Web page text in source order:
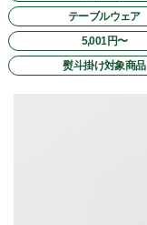
テーブルウェア
5,001円〜
熨斗掛け対象商品